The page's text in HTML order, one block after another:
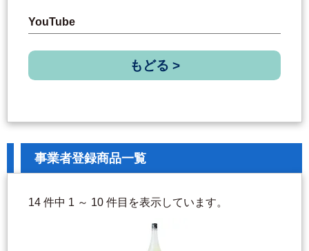
YouTube
もどる >
事業者登録商品一覧
14 件中 1 ～ 10 件目を表示しています。